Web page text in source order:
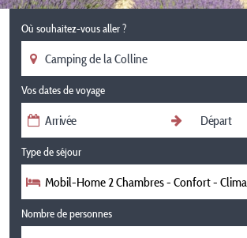
Où souhaitez-vous aller ?
Vos dates de voyage
Type de séjour
Mobil-Home 2 Chambres - Confort -
Nombre de personnes